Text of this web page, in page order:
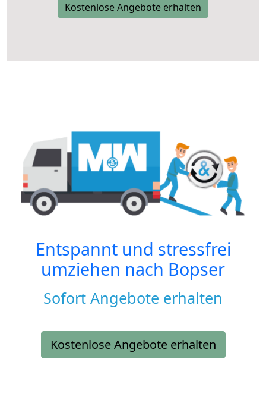
Kostenlose Angebote erhalten
Entspannt und stressfrei
umziehen nach Bopser
Sofort Angebote erhalten
Kostenlose Angebote erhalten